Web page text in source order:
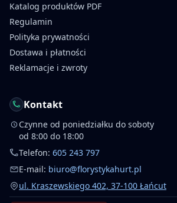
Katalog produktów PDF
Regulamin
Polityka prywatności
Dostawa i płatności
Reklamacje i zwroty
Kontakt
Czynne od poniedziałku do soboty
od 8:00 do 18:00
Telefon: 605 243 797
E-mail: biuro@florystykahurt.pl
ul. Kraszewskiego 402, 37-100 Łańcut